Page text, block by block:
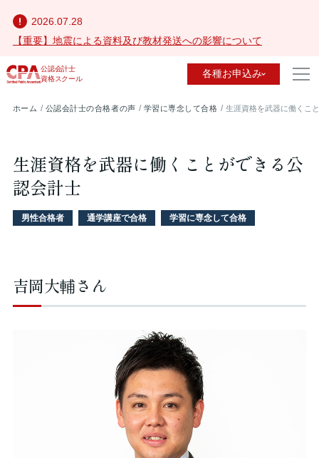
2026.07.28
【重要】地震による資料及び教材発送への影響について
公認会計士
資格スクール
各種お申込み
ホーム 公認会計士の合格者の声 学習に専念して合格 生涯資格を武器に働くこ
生涯資格を武器に働くことができる公
認会計士
男性合格者 通学講座で合格 学習に専念して合格
吉岡大輔さん